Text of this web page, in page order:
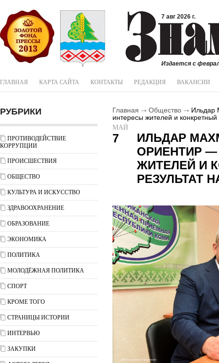
7 авг 2026 г.
Издается с
ГЛАВНАЯ КАРТА САЙТА КОНТАКТЫ РЕДАКЦИЯ ВАКАНСИИ
РУБРИКИ
ПРОТИВОДЕЙСТВИЕ
КОРРУПЦИИ
ПРОИСШЕСТВИЯ
ОБЩЕСТВО
КУЛЬТУРА И ИСКУССТВО
ЗДРАВООХРАНЕНИЕ
ОБРАЗОВАНИЕ
ЭКОНОМИКА
ПОЛИТИКА
МОЛОДЁЖНАЯ ПОЛИТИКА
СПОРТ
КРОМЕ ТОГО
СТРАНИЦЫ ИСТОРИИ
ИНТЕРВЬЮ
ЗАКУПКИ
Главная Общество
Ильдар
интересы жителей и конкретный
МАЙ
7
ИЛЬДАР
ОРИЕНТИР
ЖИТЕЛЕЙ И
РЕЗУЛЬТАТ